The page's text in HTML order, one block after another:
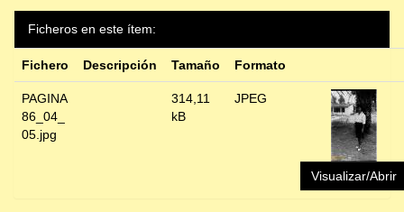
Ficheros en este ítem:
Fichero Descripción Tamaño Formato
PAGINA
86_04_
05.jpg
314,11
kB
JPEG
Visualizar/Abrir